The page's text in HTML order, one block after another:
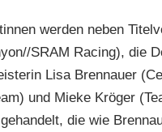
werden neben
SRAM Racing), die
Lisa Brennauer
und Mieke Kröger
die wie